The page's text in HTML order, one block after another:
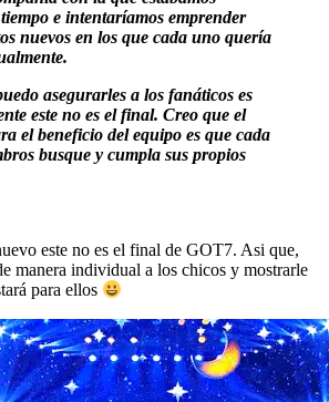
e intentaríamos emprender
nuevos en los que cada uno quería
asegurarles a los fanáticos es
este no es el final. Creo que el
el beneficio del equipo es que cada
busque y cumpla sus propios
este no es el final de GOT7. Asi que,
manera individual a los chicos y mostrarle
para ellos